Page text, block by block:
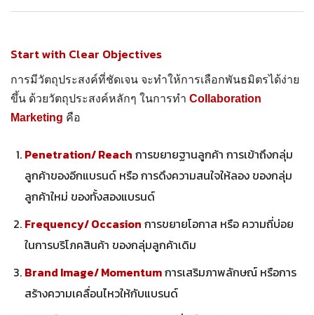
Start with Clear Objectives
การมีวัตถุประสงค์ที่ชัดเจน จะทำให้การเลือกพันธมิตรได้ง่าย
ขึ้น ด้วยวัตถุประสงค์หลักๆ ในการทำ Collaboration
Marketing คือ
Penetration/ Reach การขยายฐานลูกค้า การเข้าถึงกลุ่ม
ลูกค้าของอีกแบรนด์ หรือ การดึงความสนใจให้ลอง ของกลุ่ม
ลูกค้าใหม่ ของทั้งสองแบรนด์
Frequency/ Occasion การขยายโอกาส หรือ ความถี่บ่อย
ในการบริโภคสินค้า ของกลุ่มลูกค้าเดิม
Brand Image/ Momentumการเสริมภาพลักษณ์ หรือการ
สร้างความเคลื่อนไหวให้กับแบรนด์